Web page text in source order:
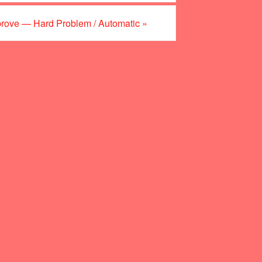
— Hard Problem / Automatic »